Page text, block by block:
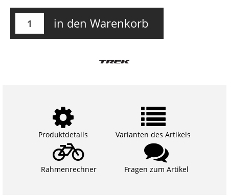
in den Warenkorb
Produktdetails Varianten des Artikels
Rahmenrechner Fragen zum Artikel